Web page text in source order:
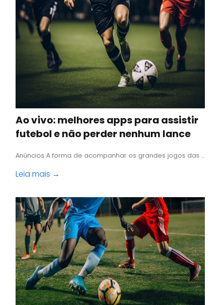
Ao vivo: melhores apps para assistir
futebol e não perder nenhum lance
Anúncios A forma de acompanhar os grandes jogos das ...
Leia mais →